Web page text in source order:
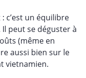
c’est un équilibre
peut se déguster à
(même en
aussi bien sur le
vietnamien.